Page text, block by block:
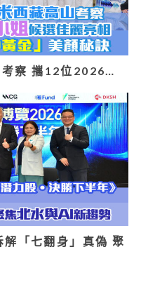
察 攜12位2026…
「七翻身」真偽 聚